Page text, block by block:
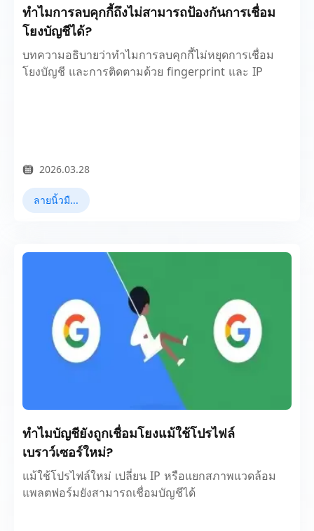
ทำไมการลบคุกกี้ถึงไม่สามารถป้องกันการเชื่อม
โยงบัญชีได้?
บทความอธิบายว่าทำไมการลบคุกกี้ไม่หยุดการเชื่อม
โยงบัญชี และการติดตามด้วย fingerprint และ IP
2026.03.28
ลายนิ้วมือเบราว์เซอร์
ทำไมบัญชียังถูกเชื่อมโยงแม้ใช้โปรไฟล์
เบราว์เซอร์ใหม่?
แม้ใช้โปรไฟล์ใหม่ เปลี่ยน IP หรือแยกสภาพแวดล้อม
แพลตฟอร์มยังสามารถเชื่อมบัญชีได้